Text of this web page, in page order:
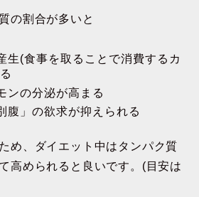
の割合が多いと
生(食事を取ることで消費するカ
ンの分泌が高まる
腹」の欲求が抑えられる
め、ダイエット中はタンパク質
高められると良いです。(目安は